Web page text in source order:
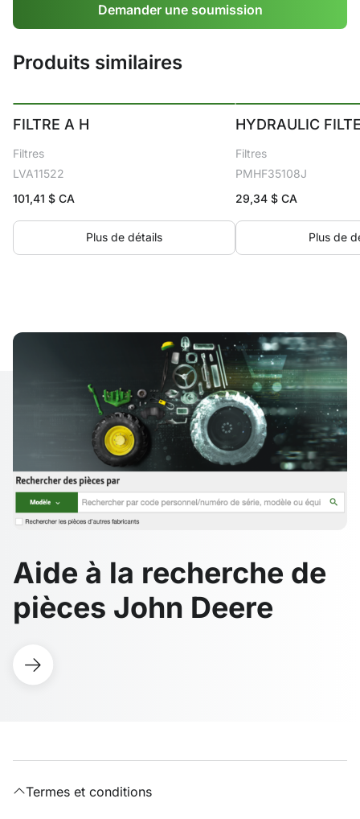
Demander une soumission
Produits similaires
FILTRE A H
Filtres
LVA11522
101,41 $ CA
Plus de détails
HYDRAULIC
Filtres
PMHF35108J
29,34$ CA
Plus de
Aide à la recherche de
pièces John Deere
Termes et conditions